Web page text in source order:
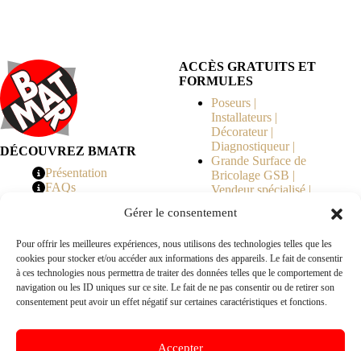
Gérer le consentement
Pour offrir les meilleures expériences, nous utilisons des technologies telles que les
cookies pour stocker et/ou accéder aux informations des appareils. Le fait de consentir
à ces technologies nous permettra de traiter des données telles que le comportement de
navigation ou les ID uniques sur ce site. Le fait de ne pas consentir ou de retirer son
consentement peut avoir un effet négatif sur certaines caractéristiques et fonctions.
Accepter
DÉCOUVREZ BMATR
Présentation
FAQs
ACCÈS GRATUITS ET
FORMULES
Poseurs |
Installateurs |
Décorateur |
Diagnostiqueur |
Grande Surface de
Bricolage GSB |
Vendeur spécialisé |
Copropriété | MOE |
en Travaux |
Fabricants | Marque |
© 2026 BMATR® — Tous droits réservés.